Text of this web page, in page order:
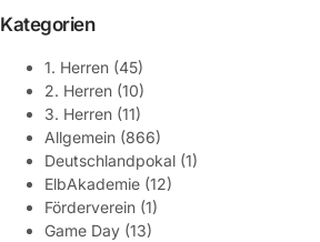
Kategorien
1. Herren (45)
2. Herren (10)
3. Herren (11)
Allgemein (866)
Deutschlandpokal (1)
ElbAkademie (12)
Förderverein (1)
Game Day (13)